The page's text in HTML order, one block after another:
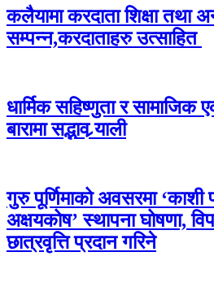
कलैयामा करदाता शिक्षा तथा
सम्पन्न,करदाताहरु उत्साहित
धार्मिक सहिष्णुता र सामाजिक
बारामा सद्भाव र्‍याली
गुरु पूर्णिमाको अवसरमा ‘काशी
अक्षयकोष’ स्थापना घोषणा,
छात्रवृत्ति प्रदान गरिने